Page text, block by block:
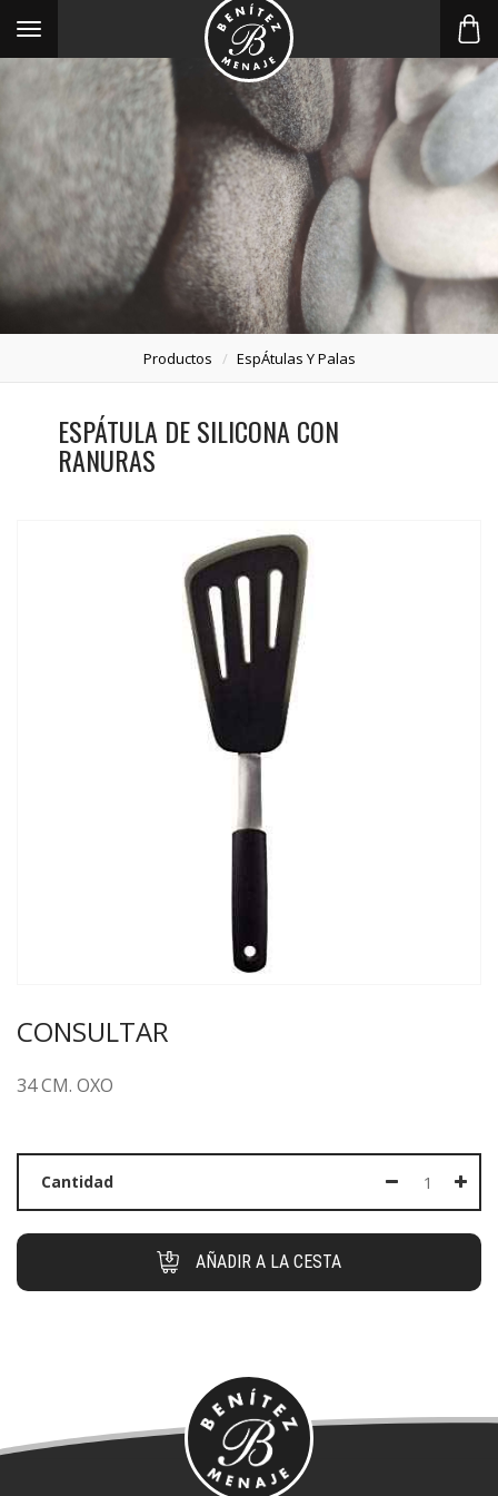
Toggle
navigation
Productos EspÁtulas Y Palas
ESPÁTULA DE SILICONA CON
RANURAS
CONSULTAR
34 CM. OXO
Cantidad
AÑADIR A LA CESTA